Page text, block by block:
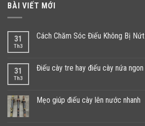
BÀI VIẾT MỚI
31
Th3
Cách Chăm Sóc Điếu Không Bị Nứt
31
Th3
Điếu cày tre hay điếu cày nứa ngon
Mẹo giúp điếu cày lên nước nhanh